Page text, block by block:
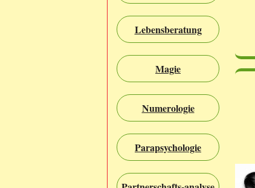
Lebensberatung
Magie
Numerologie
Parapsychologie